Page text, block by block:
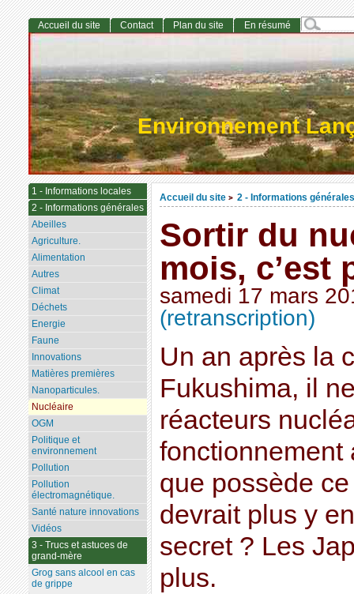
Environnement
Accueil du site > 2 - Informations générales
Sortir du
mois,
samedi 17 mars
(retranscription)
Un an après la
Fukushima, il
réacteurs
fonctionnement
que possède
devrait plus y
secret ? Les
plus.
Accueil du site Contact Plan du site En résumé
1 - Informations locales
2 - Informations générales
Abeilles
Agriculture.
Alimentation
Autres
Climat
Déchets
Energie
Faune
Innovations
Matières premières
Nanoparticules.
Nucléaire
OGM
Politique et
environnement
Pollution
Pollution
électromagnétique.
Santé nature innovations
Vidéos
3 - Trucs et astuces de
grand-mère
Grog sans alcool en cas
de grippe